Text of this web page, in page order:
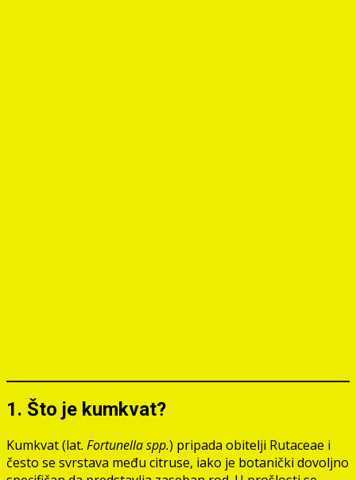
1. Što je kumkvat?
Kumkvat (lat. Fortunella spp.) pripada obitelji Rutaceae i
često se svrstava među citruse, iako je botanički dovoljno